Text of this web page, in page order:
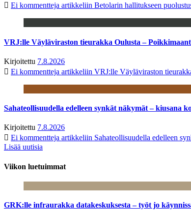
Ei kommentteja artikkeliin Betolarin hallitukseen
VRJ:lle Väyläviraston tieurakka Oulusta –
Kirjoitettu 7.8.2026
Ei kommentteja artikkeliin VRJ:lle Väyläviraston
Sahateollisuudella edelleen synkät näkymät – kiusana
Kirjoitettu 7.8.2026
Ei kommentteja artikkeliin Sahateollisuudella edelleen
Lisää uutisia
Viikon luetuimmat
GRK:lle infraurakka datakeskuksesta – työt jo